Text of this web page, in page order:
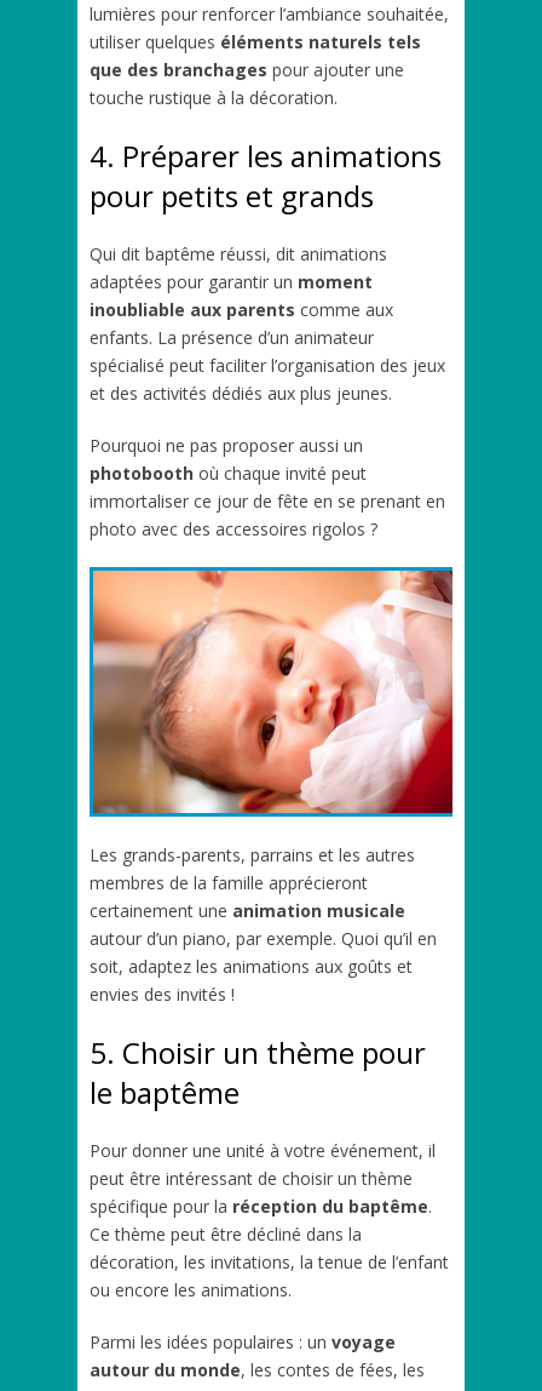
lumières pour renforcer l’ambiance souhaitée,
utiliser quelques éléments naturels tels
que des branchages pour ajouter une
touche rustique à la décoration.
4. Préparer les animations
pour petits et grands
Qui dit baptême réussi, dit animations
adaptées pour garantir un moment
inoubliable aux parents comme aux
enfants. La présence d’un animateur
spécialisé peut faciliter l’organisation des jeux
et des activités dédiés aux plus jeunes.
Pourquoi ne pas proposer aussi un
photobooth où chaque invité peut
immortaliser ce jour de fête en se prenant en
photo avec des accessoires rigolos ?
Les grands-parents, parrains et les autres
membres de la famille apprécieront
certainement une animation musicale
autour d’un piano, par exemple. Quoi qu’il en
soit, adaptez les animations aux goûts et
envies des invités !
5. Choisir un thème pour
le baptême
Pour donner une unité à votre événement, il
peut être intéressant de choisir un thème
spécifique pour la réception du baptême.
Ce thème peut être décliné dans la
décoration, les invitations, la tenue de l’enfant
ou encore les animations.
Parmi les idées populaires : un voyage
autour du monde, les contes de fées, les